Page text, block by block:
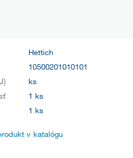
Hettich
10500201010101
ks
1 ks
1 ks
v katalógu